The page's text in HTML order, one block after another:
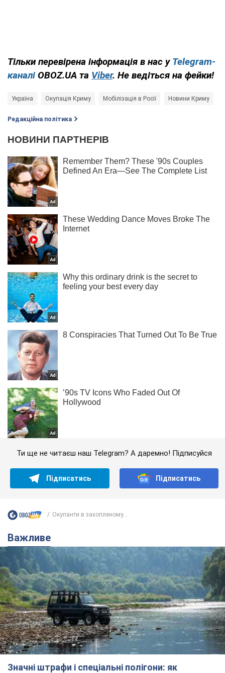
Тільки перевірена інформація в нас у Telegram-
каналі OBOZ.UA та Viber. Не ведіться на фейки!
Україна Окупація Криму Мобілізація в Росії Новини Криму
Редакційна політика
Ти ще не читаєш наш Telegram? А даремно! Підписуйся
Підписатись Підписатись
Окупанти в захопленому...
Важливе
Значні штрафи і спеціальні полігони: як